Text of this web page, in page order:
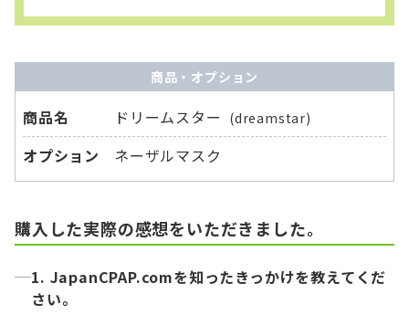
商品・オプション
商品名 ドリームスター (dreamstar)
オプション ネーザルマスク
購入した実際の感想をいただきました。
1. JapanCPAP.comを知ったきっかけを教えてくだ
さい。